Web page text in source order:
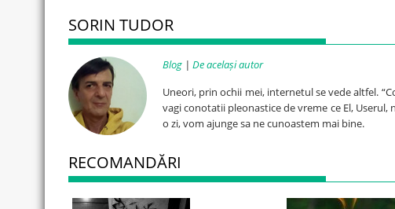
SORIN TUDOR
Blog | De același autor
Uneori, prin ochii mei, internetul se vede altfel.
vagi conotatii pleonastice de vreme ce El,
o zi, vom ajunge sa ne cunoastem mai bine.
RECOMANDĂRI